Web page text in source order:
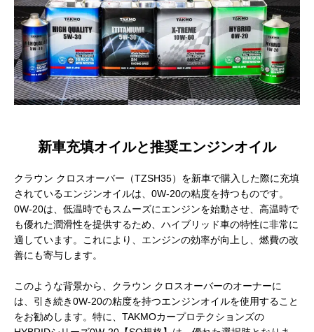
新車充填オイルと推奨エンジンオイル
クラウン クロスオーバー（TZSH35）を新車で購入した際に充填
されているエンジンオイルは、0W-20の粘度を持つものです。
0W-20は、低温時でもスムーズにエンジンを始動させ、高温時で
も優れた潤滑性を提供するため、ハイブリッド車の特性に非常に
適しています。これにより、エンジンの効率が向上し、燃費の改
善にも寄与します。
このような背景から、クラウン クロスオーバーのオーナーに
は、引き続き0W-20の粘度を持つエンジンオイルを使用すること
をお勧めします。特に、TAKMOカープロテクションズの